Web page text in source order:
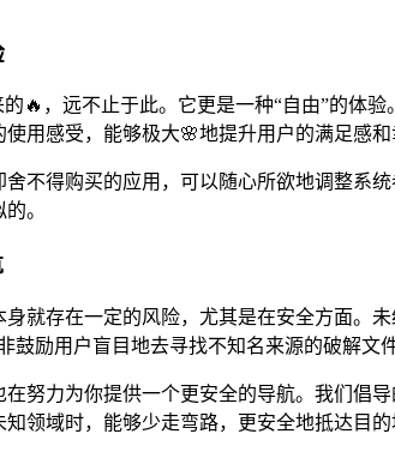
🔥，远不止于此。它更是一种“自由”的体
用感受，能够极大🌸地提升用户的满足感和
不得购买的应用，可以随心所欲地调整系
。
就存在一定的风险，尤其是在安全方面。
鼓励用户盲目地去寻找不知名来源的破解文
努力为你提供一个更安全的导航。我们倡
领域时，能够少走弯路，更安全地抵达目的